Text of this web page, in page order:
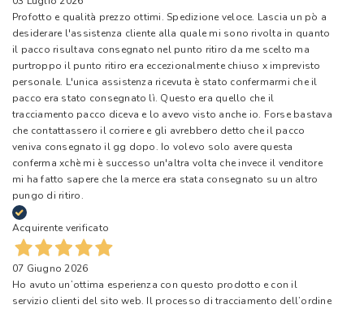
Profotto e qualità prezzo ottimi. Spedizione veloce. Lascia un pò a
desiderare l'assistenza cliente alla quale mi sono rivolta in quanto
il pacco risultava consegnato nel punto ritiro da me scelto ma
purtroppo il punto ritiro era eccezionalmente chiuso x imprevisto
personale. L'unica assistenza ricevuta è stato confermarmi che il
pacco era stato consegnato lì. Questo era quello che il
tracciamento pacco diceva e lo avevo visto anche io. Forse bastava
che contattassero il corriere e gli avrebbero detto che il pacco
veniva consegnato il gg dopo. Io volevo solo avere questa
conferma xchè mi è successo un'altra volta che invece il venditore
mi ha fatto sapere che la merce era stata consegnato su un altro
pungo di ritiro.
Acquirente verificato
07 Giugno 2026
Ho avuto un’ottima esperienza con questo prodotto e con il
servizio clienti del sito web. Il processo di tracciamento dell’ordine